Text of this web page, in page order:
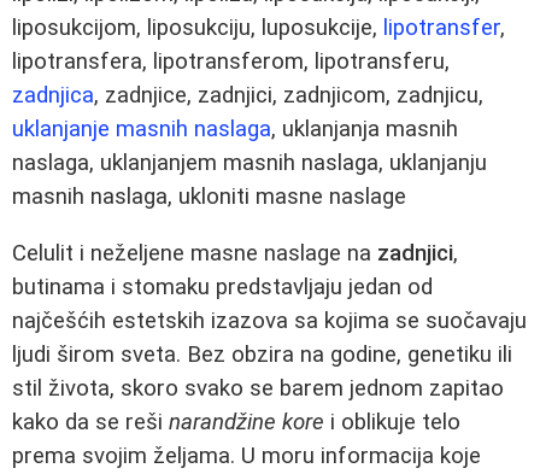
liposukcijom, liposukciju, luposukcije, lipotransfer,
lipotransfera, lipotransferom, lipotransferu,
zadnjica, zadnjice, zadnjici, zadnjicom, zadnjicu,
uklanjanje masnih naslaga, uklanjanja masnih
naslaga, uklanjanjem masnih naslaga, uklanjanju
masnih naslaga, ukloniti masne naslage
Celulit i neželjene masne naslage na zadnjici,
butinama i stomaku predstavljaju jedan od
najčešćih estetskih izazova sa kojima se suočavaju
ljudi širom sveta. Bez obzira na godine, genetiku ili
stil života, skoro svako se barem jednom zapitao
kako da se reši narandžine kore i oblikuje telo
prema svojim željama. U moru informacija koje